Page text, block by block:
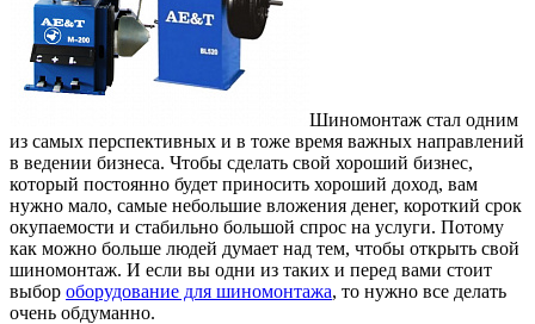
Шиномонтаж стал одним
из самых перспективных и в тоже время важных направлений
в ведении бизнеса. Чтобы сделать свой хороший бизнес,
который постоянно будет приносить хороший доход, вам
нужно мало, самые небольшие вложения денег, короткий срок
окупаемости и стабильно большой спрос на услуги. Потому
как можно больше людей думает над тем, чтобы открыть свой
шиномонтаж. И если вы одни из таких и перед вами стоит
выбор оборудование для шиномонтажа, то нужно все делать
очень обдуманно.